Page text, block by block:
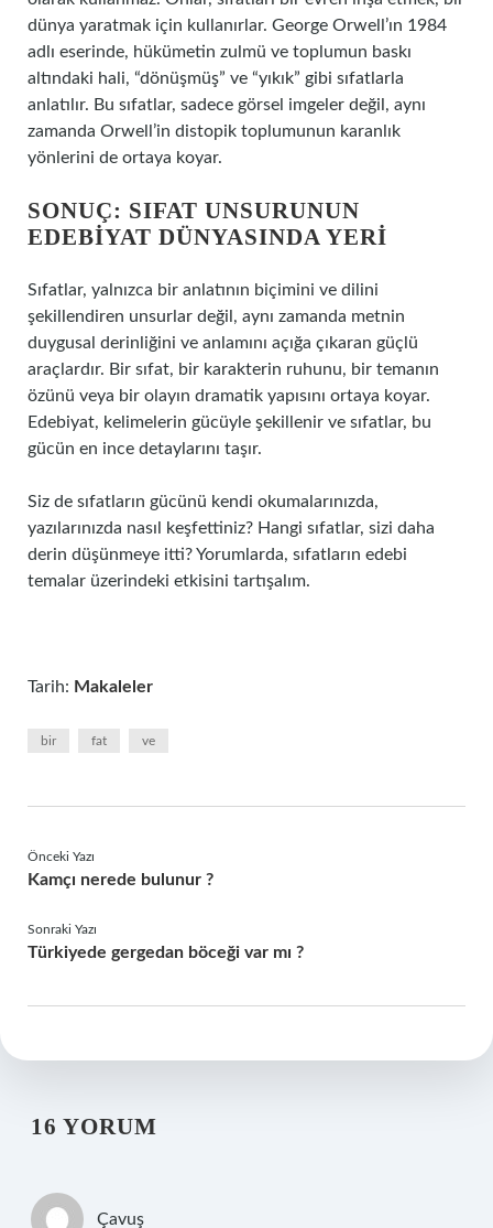
dünya yaratmak için kullanırlar. George Orwell’ın 1984
adlı eserinde, hükümetin zulmü ve toplumun baskı
altındaki hali, “dönüşmüş” ve “yıkık” gibi sıfatlarla
anlatılır. Bu sıfatlar, sadece görsel imgeler değil, aynı
zamanda Orwell’in distopik toplumunun karanlık
yönlerini de ortaya koyar.
SONUÇ: SIFAT UNSURUNUN
EDEBIYAT DÜNYASINDA YERI
Sıfatlar, yalnızca bir anlatının biçimini ve dilini
şekillendiren unsurlar değil, aynı zamanda metnin
duygusal derinliğini ve anlamını açığa çıkaran güçlü
araçlardır. Bir sıfat, bir karakterin ruhunu, bir temanın
özünü veya bir olayın dramatik yapısını ortaya koyar.
Edebiyat, kelimelerin gücüyle şekillenir ve sıfatlar, bu
gücün en ince detaylarını taşır.
Siz de sıfatların gücünü kendi okumalarınızda,
yazılarınızda nasıl keşfettiniz? Hangi sıfatlar, sizi daha
derin düşünmeye itti? Yorumlarda, sıfatların edebi
temalar üzerindeki etkisini tartışalım.
Tarih: Makaleler
bir fat ve
Önceki Yazı
Kamçı nerede bulunur ?
Sonraki Yazı
Türkiyede gergedan böceği var mı ?
16 YORUM
Çavuş